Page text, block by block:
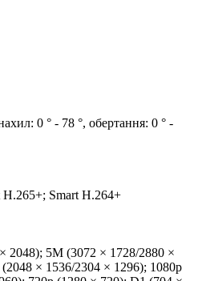
0 ° - 78 °, обертання: 0 ° -
Smart H.264+
2048); 5M (3072 × 1728/2880 ×
× 1536/2304 × 1296); 1080p